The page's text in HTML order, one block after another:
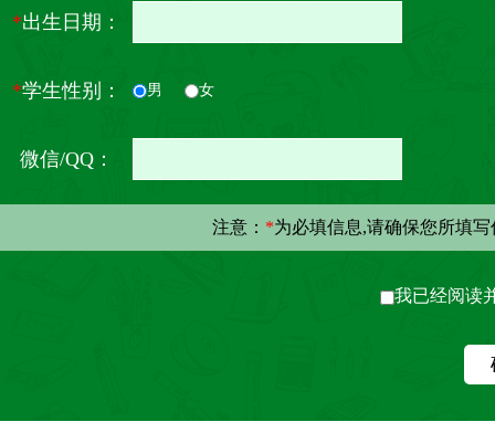
*出生日期：
*学生性别： 男 女
微信/QQ：
注意： *为必填信息,请确保您所填
我已经阅读